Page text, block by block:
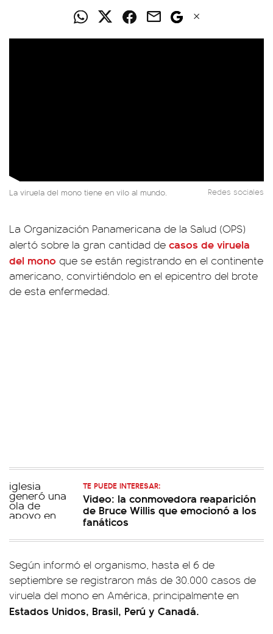
La viruela del mono tiene en vilo al mundo. Redes sociales
La Organización Panamericana de la Salud (OPS)
alertó sobre la gran cantidad de casos de viruela
del mono que se están registrando en el continente
americano, convirtiéndolo en el epicentro del brote
de esta enfermedad.
TE PUEDE INTERESAR:
Video: la conmovedora reaparición
de Bruce Willis que emocionó a los
fanáticos
Según informó el organismo, hasta el 6 de
septiembre se registraron más de 30.000 casos de
viruela del mono en América, principalmente en
Estados Unidos, Brasil, Perú y Canadá.